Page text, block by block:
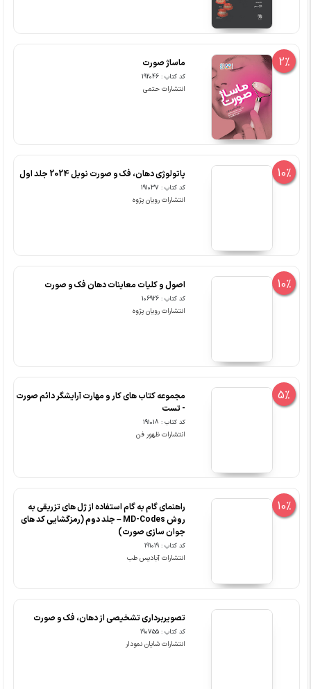
2% ماساژ صورت
کد کتاب : 192046
انتشارات حتمی
10% پاتولوژی دهان، فک و صورت نویل 2024 جلد اول
کد کتاب : 191037
انتشارات رویان پژوه
10% اصول و کلیات معاینات دهان فک و صورت
کد کتاب : 106926
انتشارات رویان پژوه
5%
مجموعه کتاب های کار و مهارت آرایشگر دائم صورت
- تست
کد کتاب : 191018
انتشارات ظهور فن
10%
راهنمای گام به گام استفاده از ژل های تزریقی به
روش MD-Codes – جلد دوم (رمزگشایی کد های
جوان سازی صورت)
کد کتاب : 191019
انتشارات آبادیس طب
تصویربرداری تشخیصی از دهان، فک و صورت
کد کتاب : 190755
انتشارات شایان نمودار